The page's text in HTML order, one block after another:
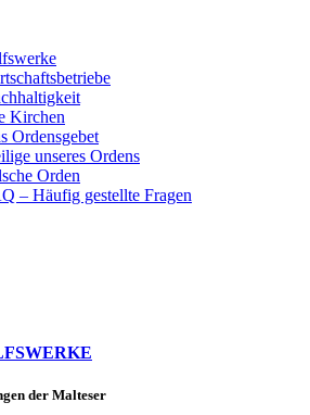
Kirchen
Ordensgebet
unseres Ordens
Orden
– Häufig gestellte Fragen
der Malteser